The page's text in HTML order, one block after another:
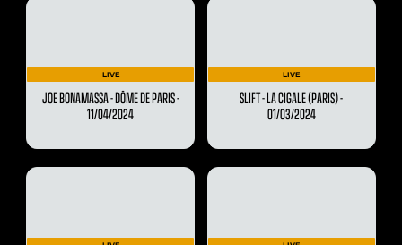
LIVE
JOE BONAMASSA - DÔME DE PARIS -
11/04/2024
LIVE
SLIFT - LA CIGALE (PARIS) -
01/03/2024